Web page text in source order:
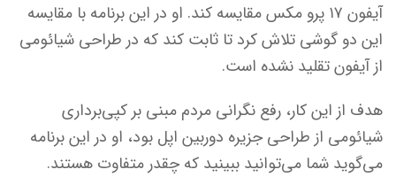
آیفون ۱۷ پرو مکس مقایسه کند. او در این برنامه با مقایسه
این دو گوشی تلاش کرد تا ثابت کند که در طراحی شیائومی
از آیفون تقلید نشده است.
هدف از این کار، رفع نگرانی مردم مبنی بر کپی‌برداری
شیائومی از طراحی جزیره دوربین اپل بود، او در این برنامه
می‌گوید شما می‌توانید ببینید که چقدر متفاوت هستند.